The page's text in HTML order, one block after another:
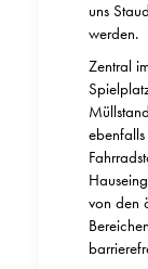
uns
werden.
Zentral
von den